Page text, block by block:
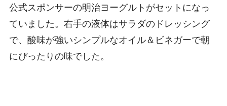
公式スポンサーの明治ヨーグルトがセットになっ
ていました。右手の液体はサラダのドレッシング
で、酸味が強いシンプルなオイル＆ビネガーで朝
にぴったりの味でした。